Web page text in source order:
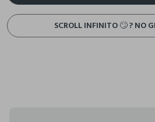
SCROLL INFINITO 🙄 ? NO